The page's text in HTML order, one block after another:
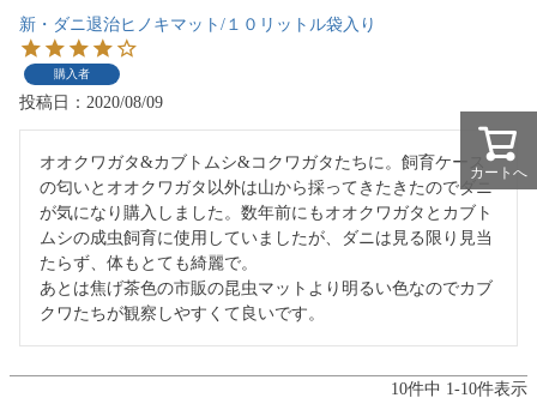
新・ダニ退治ヒノキマット/１０リットル袋入り
購入者
投稿日 2020/08/09
オオクワガタ&カブトムシ&コクワガタたちに。飼育ケース
の匂いとオオクワガタ以外は山から採ってきたきたのでダニ
が気になり購入しました。数年前にもオオクワガタとカブト
ムシの成虫飼育に使用していましたが、ダニは見る限り見当
たらず、体もとても綺麗で。
あとは焦げ茶色の市販の昆虫マットより明るい色なのでカブ
クワたちが観察しやすくて良いです。
10件中 1 -10件表示
カートへ